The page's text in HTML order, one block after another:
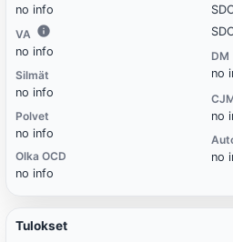
no info
VA
no info
Silmät
no info
Polvet
no info
Olka OCD
no info
DM
no
no
no
Tulokset